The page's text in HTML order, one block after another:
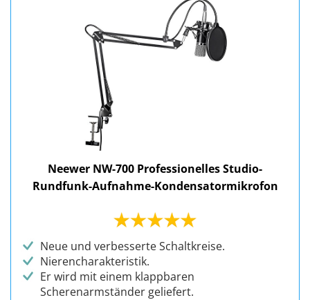
Neewer NW-700 Professionelles Studio-
Rundfunk-Aufnahme-Kondensatormikrofon
Neue und verbesserte Schaltkreise.
Nierencharakteristik.
Er wird mit einem klappbaren
Scherenarmständer geliefert.